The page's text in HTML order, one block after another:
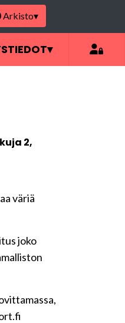
Arkisto▾
▾
2,
väriä
joko